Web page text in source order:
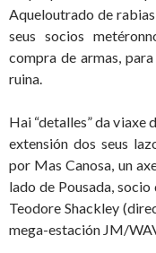
Aqueloutrado de
seus socios
compra de armas,
ruina.
Hai “detalles” da viaxe
extensión dos seus
por Mas Canosa, un
lado de Pousada,
Teodore Shackley
mega-estación JM/